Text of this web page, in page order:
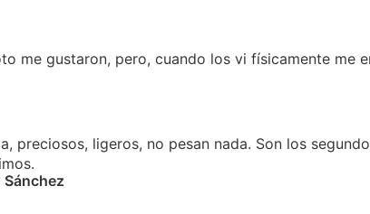
me gustaron, pero, cuando los vi físicamente me
preciosos, ligeros, no pesan nada. Son los